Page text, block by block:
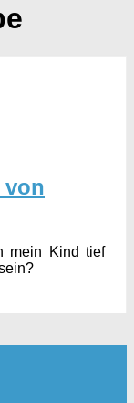
von
mein Kind tief